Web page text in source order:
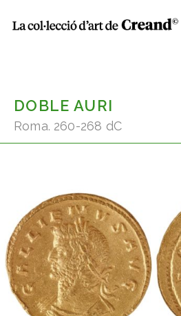
Menú
DOBLE AURI
Roma. 260-268 dC